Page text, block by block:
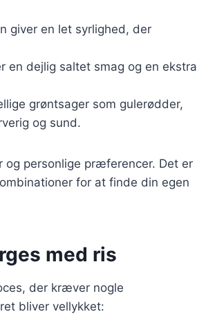
giver en let syrlighed, der
en dejlig saltet smag og en ekstra
grøntsager som gulerødder,
og sund.
personlige præferencer. Det er
for at finde din egen
med ris
der kræver nogle
bliver vellykket: